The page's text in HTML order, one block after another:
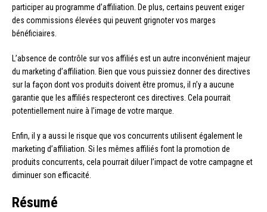
participer au programme d’affiliation. De plus, certains peuvent exiger
des commissions élevées qui peuvent grignoter vos marges
bénéficiaires.
L’absence de contrôle sur vos affiliés est un autre inconvénient majeur
du marketing d’affiliation. Bien que vous puissiez donner des directives
sur la façon dont vos produits doivent être promus, il n’y a aucune
garantie que les affiliés respecteront ces directives. Cela pourrait
potentiellement nuire à l’image de votre marque.
Enfin, il y a aussi le risque que vos concurrents utilisent également le
marketing d’affiliation. Si les mêmes affiliés font la promotion de
produits concurrents, cela pourrait diluer l’impact de votre campagne et
diminuer son efficacité.
Résumé